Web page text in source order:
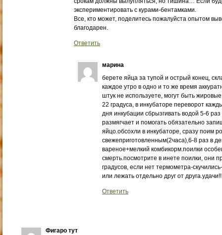
экспериментировать с курами-бентамками.
Все, кто может, поделитесь пожалуйста опытом
благодарен.
Ответить
марина
берете яйца за тупой и острый конец,
каждое утро в одно и то же время
штук не используете, могут быть
22 градуса, в инкубаторе переворот
дня инкубации сбрызгивать водой 5-6
размягчает и помогать обязательно
яйцо.обсохли в инкубаторе, сразу поим
свежеприготовленным(2часа),6-8 раз в
вареное+мелкий комбикорм.поилки
смерть.посмотрите в инете поилки, они
градусов, если нет термометра-
или лежать отдельно друг от
Ответить
Фигаро тут